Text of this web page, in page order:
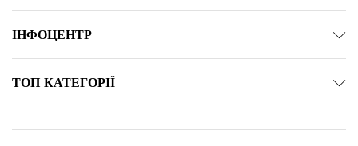
ІНФОЦЕНТР
ТОП КАТЕГОРІЇ